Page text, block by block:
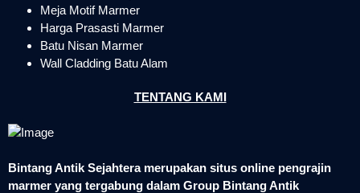
Meja Motif Marmer
Harga Prasasti Marmer
Batu Nisan Marmer
Wall Cladding Batu Alam
TENTANG KAMI
Bintang Antik Sejahtera merupakan situs online pengrajin
marmer yang tergabung dalam Group Bintang Antik